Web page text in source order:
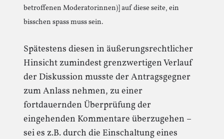
betroffenen Moderatorinnen)] auf diese seite, ein
bisschen spass muss sein.
Spätestens diesen in äußerungsrechtlicher
Hinsicht zumindest grenzwertigen Verlauf
der Diskussion musste der Antragsgegner
zum Anlass nehmen, zu einer
fortdauernden Überprüfung der
eingehenden Kommentare überzugehen –
sei es z.B. durch die Einschaltung eines